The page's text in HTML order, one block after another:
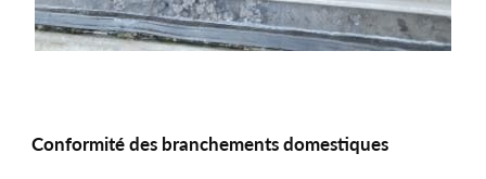
Conformité des branchements domestiques